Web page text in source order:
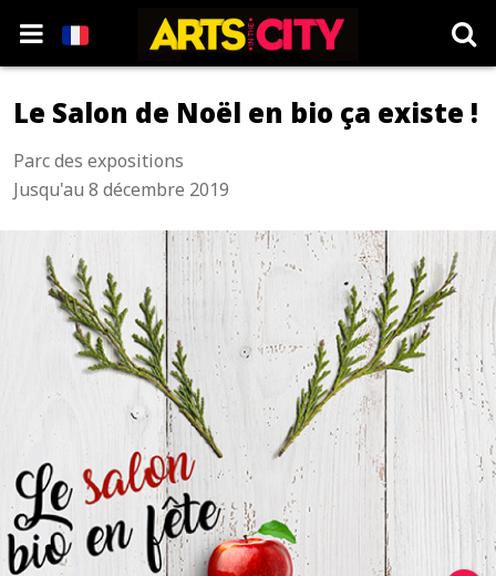
Le Salon de Noël en bio ça existe !
Parc des expositions
Jusqu'au 8 décembre 2019